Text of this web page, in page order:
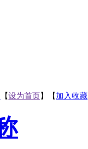
【设为首页】【 加入收藏